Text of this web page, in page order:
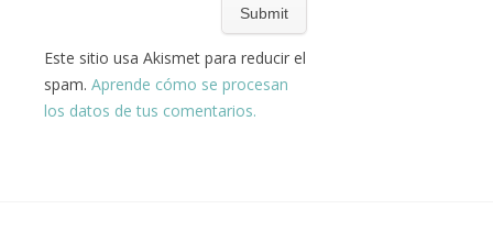
Este sitio usa Akismet para reducir el
spam. Aprende cómo se procesan
los datos de tus comentarios.